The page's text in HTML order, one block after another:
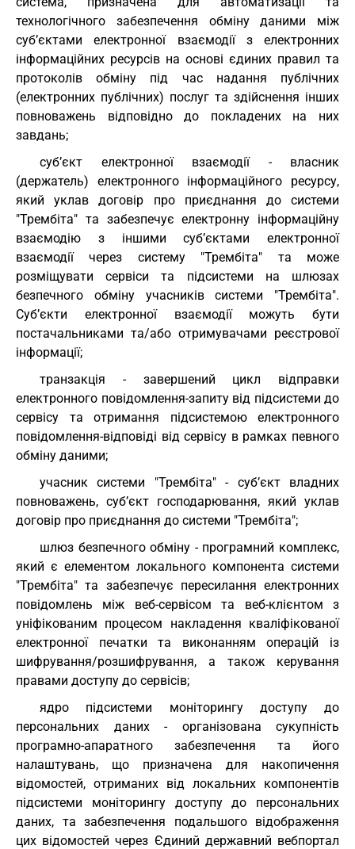
технологічного забезпечення обміну даними між
суб’єктами електронної взаємодії з електронних
інформаційних ресурсів на основі єдиних правил та
протоколів обміну під час надання публічних
(електронних публічних) послуг та здійснення інших
повноважень відповідно до покладених на них
завдань;
суб’єкт електронної взаємодії - власник
(держатель) електронного інформаційного ресурсу,
який уклав договір про приєднання до системи
"Трембіта" та забезпечує електронну інформаційну
взаємодію з іншими суб’єктами електронної
взаємодії через систему "Трембіта" та може
розміщувати сервіси та підсистеми на шлюзах
безпечного обміну учасників системи "Трембіта".
Суб’єкти електронної взаємодії можуть бути
постачальниками та/або отримувачами реєстрової
інформації;
транзакція - завершений цикл відправки
електронного повідомлення-запиту від підсистеми до
сервісу та отримання підсистемою електронного
повідомлення-відповіді від сервісу в рамках певного
обміну даними;
учасник системи "Трембіта" - суб’єкт владних
повноважень, суб’єкт господарювання, який уклав
договір про приєднання до системи "Трембіта";
шлюз безпечного обміну - програмний комплекс,
який є елементом локального компонента системи
"Трембіта" та забезпечує пересилання електронних
повідомлень між веб-сервісом та веб-клієнтом з
уніфікованим процесом накладення кваліфікованої
електронної печатки та виконанням операцій із
шифрування/розшифрування, а також керування
правами доступу до сервісів;
ядро підсистеми моніторингу доступу до
персональних даних - організована сукупність
програмно-апаратного забезпечення та його
налаштувань, що призначена для накопичення
відомостей, отриманих від локальних компонентів
підсистеми моніторингу доступу до персональних
даних, та забезпечення подальшого відображення
цих відомостей через Єдиний державний вебпортал